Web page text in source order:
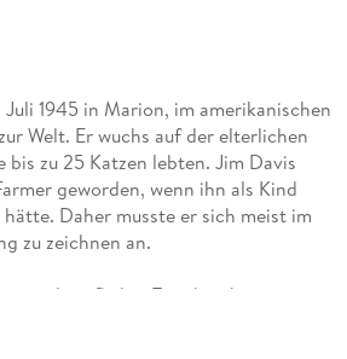
1945 in Marion, im amerikanischen
Welt. Er wuchs auf der elterlichen
bis zu 25 Katzen lebten. Jim Davis
geworden, wenn ihn als Kind
Daher musste er sich meist im
zu zeichnen an.
beruflicher Tätigkeit bei einer